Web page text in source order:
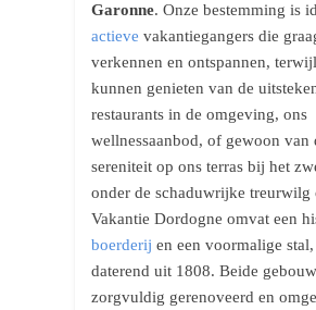
Garonne. Onze bestemming is
actieve vakantiegangers die
verkennen en ontspannen,
kunnen genieten van de
restaurants in de omgeving, ons
wellnessaanbod, of gewoon van
sereniteit op ons terras bij het
onder de schaduwrijke treurwilg
Vakantie Dordogne omvat een
boerderij en een voormalige
daterend uit 1808. Beide
zorgvuldig gerenoveerd en